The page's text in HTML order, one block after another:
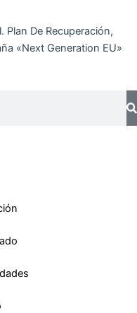
Plan De Recuperación,
«Next Generation EU»